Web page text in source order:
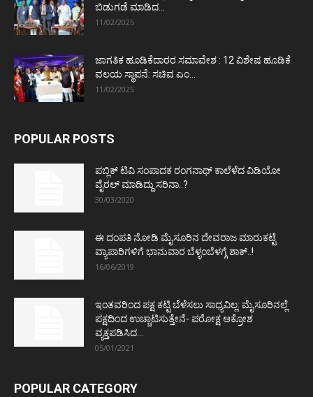
ಬಿಡುಗಡೆ ಮಾಡಿದ...
11/02/2025
ಜಾಗತಿಕ ಹೂಡಿಕೆದಾರರ ಸಮಾವೇಶ : 12 ವಿಶೇಷ ಹೂಡಿಕೆ
ವಲಯ ಸ್ಥಾಪನೆ: ಸಚಿವ ಎಂ...
11/02/2025
POPULAR POSTS
ಪಬ್ಲಿಕ್ ಟಿವಿ ಸಂಪಾದಕ ರಂಗನಾಥ್ ಕಾಲೆಳೆದ ವಿಡಿಯೋ
ವೈರಲ್ ಮಾಡಿದ್ದು ಸರಿನಾ..?
30/03/2020
ಈ ದಂಪತಿ ನೋಡಿ ಮೈಸೂರಿನ ದೇವರಾಜ ಮಾರುಕಟ್ಟೆ
ವ್ಯಾಪಾರಿಗಳಿಗೆ ಭಾನುವಾರ ಬೆಳ್ಳಂಬೆಳಗ್ಗೆ ಶಾಕ್..!
16/06/2019
ಇಂತವರಿಂದ ಪಕ್ಷ ಕಟ್ಟಿ ಬೆಳೆಸಲು ಸಾಧ್ಯವಿಲ್ಲ: ಮೈಸೂರಿನಲ್ಲೆ
ಪಕ್ಷದಿಂದ ಉಚ್ಚಾಟಿಸುತ್ತೇನೆ- ಪರೋಕ್ಷ ಆಕ್ರೋಶ
ವ್ಯಕ್ತಪಡಿಸಿದ...
05/01/2021
POPULAR CATEGORY